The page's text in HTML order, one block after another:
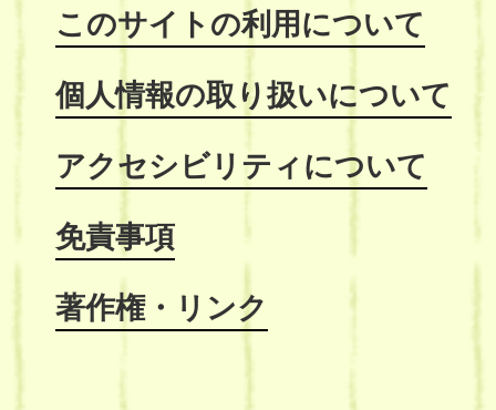
このサイトの利用について
個人情報の取り扱いについて
アクセシビリティについて
免責事項
著作権・リンク